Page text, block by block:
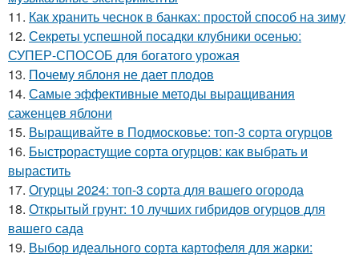
11. Как хранить чеснок в банках: простой способ на зиму
12. Секреты успешной посадки клубники осенью:
СУПЕР-СПОСОБ для богатого урожая
13. Почему яблоня не дает плодов
14. Самые эффективные методы выращивания
саженцев яблони
15. Выращивайте в Подмосковье: топ-3 сорта огурцов
16. Быстрорастущие сорта огурцов: как выбрать и
вырастить
17. Огурцы 2024: топ-3 сорта для вашего огорода
18. Открытый грунт: 10 лучших гибридов огурцов для
вашего сада
19. Выбор идеального сорта картофеля для жарки: